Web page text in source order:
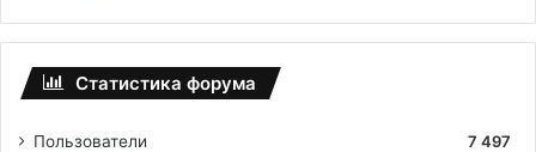
Статистика форума
Пользователи
7 497